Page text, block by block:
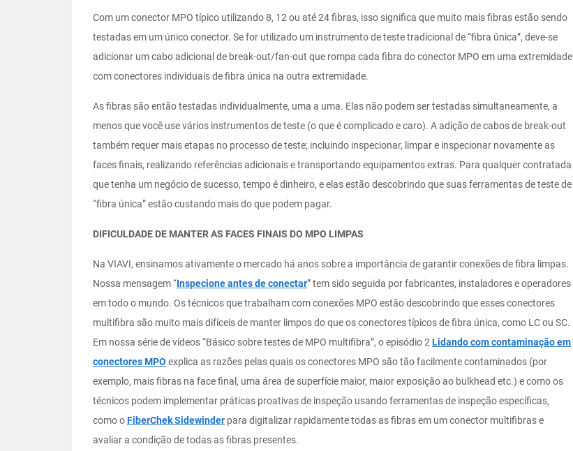
Com um conector MPO típico utilizando 8, 12 ou até 24 fibras, isso significa que muito mais fibras estão sendo
testadas em um único conector. Se for utilizado um instrumento de teste tradicional de “fibra única”, deve-se
adicionar um cabo adicional de break-out/fan-out que rompa cada fibra do conector MPO em uma extremidade
com conectores individuais de fibra única na outra extremidade.
As fibras são então testadas individualmente, uma a uma. Elas não podem ser testadas simultaneamente, a
menos que você use vários instrumentos de teste (o que é complicado e caro). A adição de cabos de break-out
também requer mais etapas no processo de teste; incluindo inspecionar, limpar e inspecionar novamente as
faces finais, realizando referências adicionais e transportando equipamentos extras. Para qualquer contratada
que tenha um negócio de sucesso, tempo é dinheiro, e elas estão descobrindo que suas ferramentas de teste de
“fibra única” estão custando mais do que podem pagar.
DIFICULDADE DE MANTER AS FACES FINAIS DO MPO LIMPAS
Na VIAVI, ensinamos ativamente o mercado há anos sobre a importância de garantir conexões de fibra limpas.
Nossa mensagem “Inspecione antes de conectar” tem sido seguida por fabricantes, instaladores e operadores
em todo o mundo. Os técnicos que trabalham com conexões MPO estão descobrindo que esses conectores
multifibra são muito mais difíceis de manter limpos do que os conectores típicos de fibra única, como LC ou SC.
Em nossa série de vídeos “Básico sobre testes de MPO multifibra”, o episódio 2Lidando com contaminação em
conectores MPO explica as razões pelas quais os conectores MPO são tão facilmente contaminados (por
exemplo, mais fibras na face final, uma área de superfície maior, maior exposição ao bulkhead etc.) e como os
técnicos podem implementar práticas proativas de inspeção usando ferramentas de inspeção específicas,
como oFiberChek Sidewinder para digitalizar rapidamente todas as fibras em um conector multifibras e
avaliar a condição de todas as fibras presentes.